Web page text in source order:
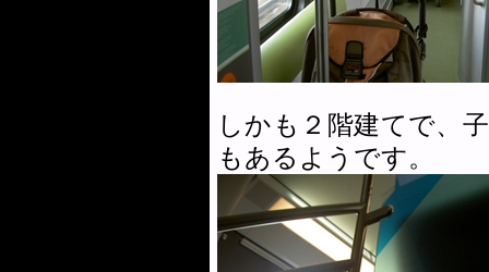
しかも２階建てで、
もあるようです。